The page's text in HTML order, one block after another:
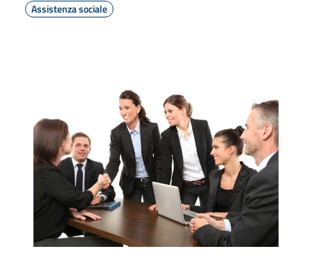
Assistenza sociale